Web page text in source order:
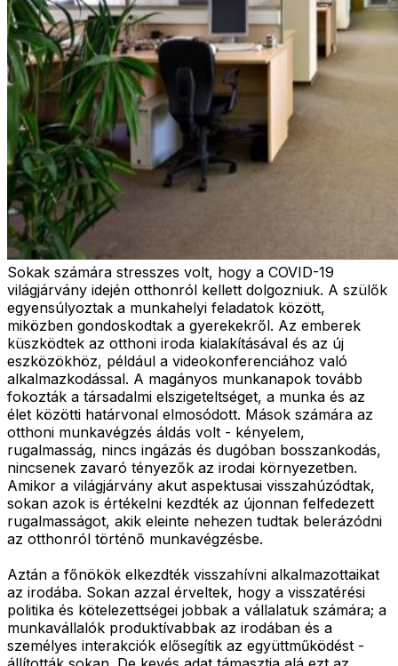
Sokak számára stresszes volt, hogy a COVID-19
világjárvány idején otthonról kellett dolgozniuk. A szülők
egyensúlyoztak a munkahelyi feladatok között,
miközben gondoskodtak a gyerekekről. Az emberek
küszködtek az otthoni iroda kialakításával és az új
eszközökhöz, például a videokonferenciához való
alkalmazkodással. A magányos munkanapok tovább
fokozták a társadalmi elszigeteltséget, a munka és az
élet közötti határvonal elmosódott. Mások számára az
otthoni munkavégzés áldás volt - kényelem,
rugalmasság, nincs ingázás és dugóban bosszankodás,
nincsenek zavaró tényezők az irodai környezetben.
Amikor a világjárvány akut aspektusai visszahúzódtak,
sokan azok is értékelni kezdték az újonnan felfedezett
rugalmasságot, akik eleinte nehezen tudtak belerázódni
az otthonról történő munkavégzésbe.
Aztán a főnökök elkezdték visszahívni alkalmazottaikat
az irodába. Sokan azzal érveltek, hogy a visszatérési
politika és kötelezettségei jobbak a vállalatuk számára; a
munkavállalók produktívabbak az irodában és a
személyes interakciók elősegítik az együttműködést -